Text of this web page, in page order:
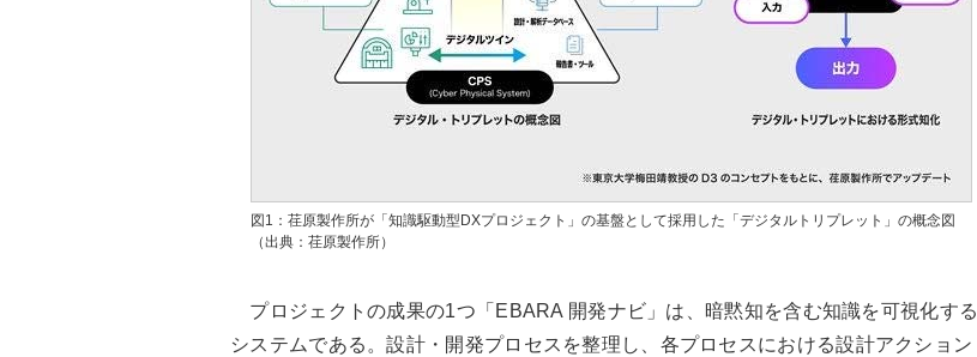
図1：荏原製作所が「知識駆動型DXプロジェクト」の基盤として採用した「デジタルトリプレット」の概念図
（出典：荏原製作所）
プロジェクトの成果の1つ「EBARA 開発ナビ」は、暗黙知を含む知識を可視化する
システムである。設計・開発プロセスを整理し、各プロセスにおける設計アクション